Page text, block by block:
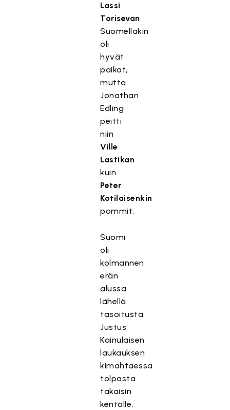
Lassi
Torisevan.
Suomellakin
oli
hyvät
paikat,
mutta
Jonathan
Edling
peitti
niin
Ville
Lastikan
kuin
Peter
Kotilaisenkin
pommit.
Suomi
oli
kolmannen
erän
alussa
lähellä
tasoitusta
Justus
Kainulaisen
laukauksen
kimahtaessa
tolpasta
takaisin
kentälle,